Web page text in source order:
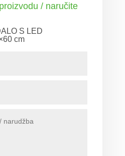
/ naručite
S LED
cm